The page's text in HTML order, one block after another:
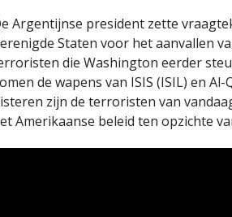
Argentijnse president zette
Staten voor het aanvallen
die Washington eerder
de wapens van ISIS (ISIL) en
zijn de terroristen van
Amerikaanse beleid ten opzichte